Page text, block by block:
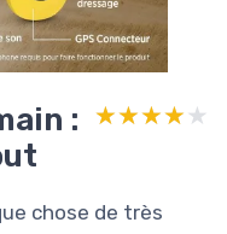
:
★★★★★
★★★★★
chose de très